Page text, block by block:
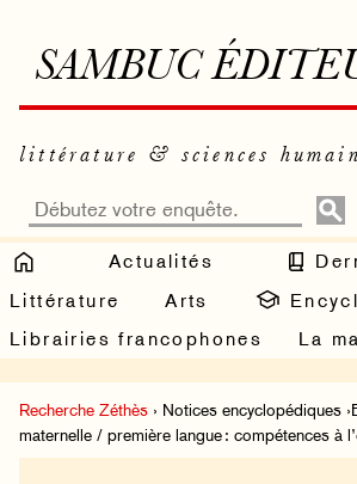
SAMBUC
littérature & sciences
Actualités
Littérature
Arts
Librairies francophones
La
Recherche Zéthès › Notices encyclopédiques
maternelle / première langue : compétences à